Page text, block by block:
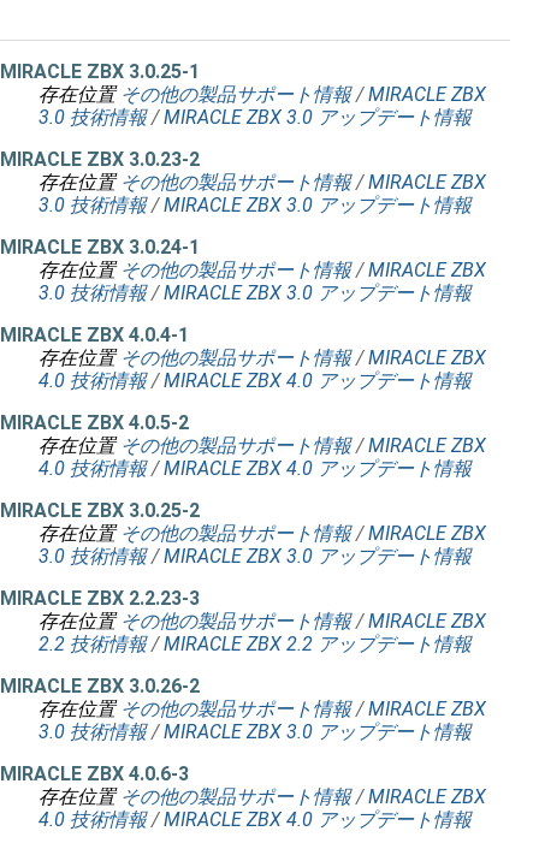
MIRACLE ZBX 3.0.25-1
存在位置 その他の製品サポート情報 /MIRACLE ZBX
3.0 技術情報 /MIRACLE ZBX 3.0 アップデート情報
MIRACLE ZBX 3.0.23-2
存在位置 その他の製品サポート情報 /MIRACLE ZBX
3.0 技術情報 /MIRACLE ZBX 3.0 アップデート情報
MIRACLE ZBX 3.0.24-1
存在位置 その他の製品サポート情報 /MIRACLE ZBX
3.0 技術情報 /MIRACLE ZBX 3.0 アップデート情報
MIRACLE ZBX 4.0.4-1
存在位置 その他の製品サポート情報 /MIRACLE ZBX
4.0 技術情報 /MIRACLE ZBX 4.0 アップデート情報
MIRACLE ZBX 4.0.5-2
存在位置 その他の製品サポート情報 /MIRACLE ZBX
4.0 技術情報 /MIRACLE ZBX 4.0 アップデート情報
MIRACLE ZBX 3.0.25-2
存在位置 その他の製品サポート情報 /MIRACLE ZBX
3.0 技術情報 /MIRACLE ZBX 3.0 アップデート情報
MIRACLE ZBX 2.2.23-3
存在位置 その他の製品サポート情報 /MIRACLE ZBX
2.2 技術情報 /MIRACLE ZBX 2.2 アップデート情報
MIRACLE ZBX 3.0.26-2
存在位置 その他の製品サポート情報 /MIRACLE ZBX
3.0 技術情報 /MIRACLE ZBX 3.0 アップデート情報
MIRACLE ZBX 4.0.6-3
存在位置 その他の製品サポート情報 /MIRACLE ZBX
4.0 技術情報 /MIRACLE ZBX 4.0 アップデート情報